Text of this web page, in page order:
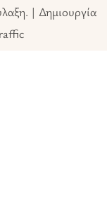
| Δημιουργία